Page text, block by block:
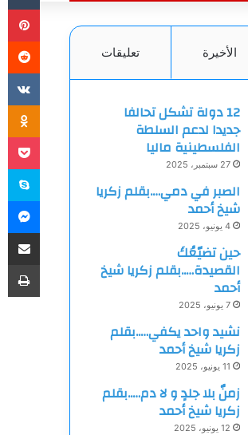
الأخيرة تعليقات
12 دولة تشكل تحالفا
جديدا لدعم السلطة
الفلسطينية ماليا
27 سبتمبر، 2025
الصبر في دمي….بقلم زكريا
شيخ أحمد
4 يونيو، 2025
حين تضيّعُكَ
القصيدة…..بقلم زكريا شيخ
أحمد
7 يونيو، 2025
نشيد واحد يكفي…..بقلم
زكريا شيخ أحمد
11 يونيو، 2025
زمنٌ بلا جلدٍ و لا دم…..بقلم
زكريا شيخ أحمد
12 يونيو، 2025